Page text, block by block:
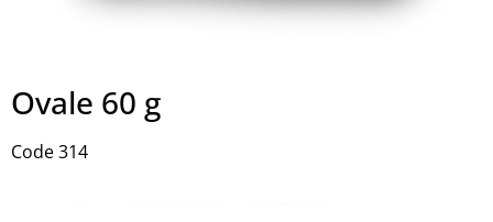
Ovale 60 g
Code 314